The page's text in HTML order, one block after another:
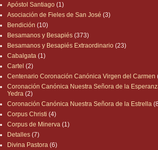
Apóstol Santiago (1)
Asociación de Fieles de San José (3)
Bendición (10)
Besamanos y Besapiés (373)
Besamanos y Besapiés Extraordinario (23)
Cabalgata (1)
Cartel (2)
Centenario Coronación Canónica Virgen del Carmen
Coronación Canónica Nuestra Señora de la
Yedra (2)
Coronación Canónica Nuestra Señora de la Estrella
Corpus Christi (4)
Corpus de Minerva (1)
Detalles (7)
Divina Pastora (6)